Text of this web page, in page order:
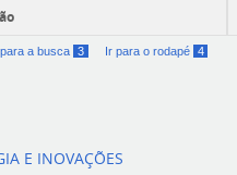
a busca 3 Ir para o rodapé 4
E INOVAÇÕES